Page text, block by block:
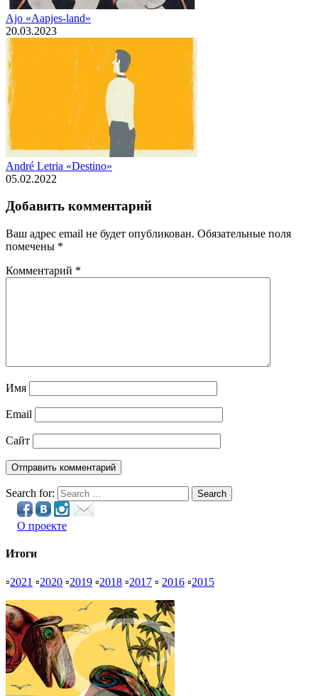
Ajo «Aapjes-land»
20.03.2023
André Letria «Destino»
05.02.2022
Добавить комментарий
Ваш адрес email не будет опубликован. Обязательные поля
помечены *
Комментарий *
Имя
Email
Сайт
Search for: Search
О проекте
Итоги
▫2021 ▫2020 ▫2019 ▫2018 ▫2017 ▫ 2016 ▫2015